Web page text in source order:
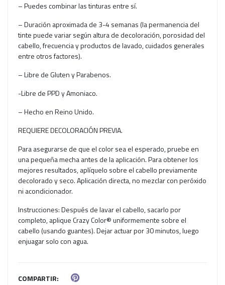
– Puedes combinar las tinturas entre sí.
– Duración aproximada de 3-4 semanas (la permanencia del
tinte puede variar según altura de decoloración, porosidad del
cabello, frecuencia y productos de lavado, cuidados generales
entre otros factores).
– Libre de Gluten y Parabenos.
-Libre de PPD y Amoniaco.
– Hecho en Reino Unido.
REQUIERE DECOLORACIÓN PREVIA.
Para asegurarse de que el color sea el esperado, pruebe en
una pequeña mecha antes de la aplicación. Para obtener los
mejores resultados, aplíquelo sobre el cabello previamente
decolorado y seco. Aplicación directa, no mezclar con peróxido
ni acondicionador.
Instrucciones: Después de lavar el cabello, sacarlo por
completo, aplique Crazy Color® uniformemente sobre el
cabello (usando guantes). Dejar actuar por 30 minutos, luego
enjuagar solo con agua.
COMPARTIR: